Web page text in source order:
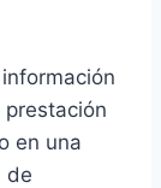
en una
de